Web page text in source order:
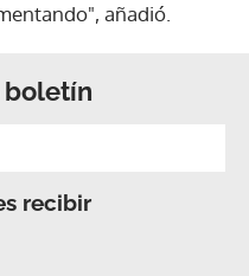
añadió.
boletín
recibir